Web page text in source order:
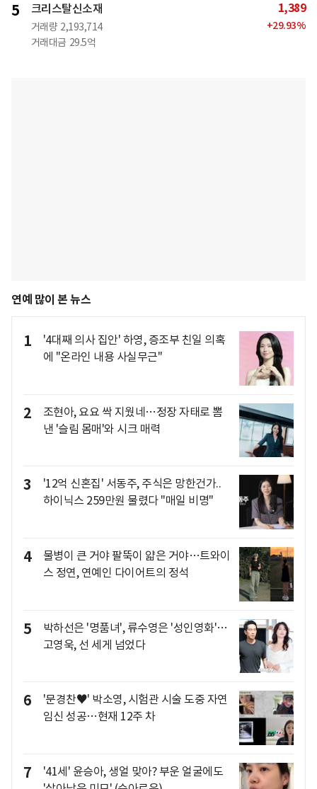
5 크리스탈신소재
거래량 2,193,714
거래대금 29.5억
1,389
+29.93%
연예 많이 본 뉴스
1
'4대째 의사 집안' 하영, 증조부 친일 의혹
에 "온라인 내용 사실무근"
2
조현아, 요요 싹 지웠네…정장 자태로 뽐
낸 '슬림 몸매'와 시크 매력
3
'12억 신혼집' 서동주, 주식은 망한건가..
하이닉스 259만원 물렸다 "매일 비명"
4
물병이 큰 거야 팔뚝이 얇은 거야…트와이
스 정연, 연예인 다이어트의 정석
5
박하선은 '명품녀', 류수영은 '성인영화'…
고영욱, 선 세게 넘었다
6
'문경찬♥' 박소영, 시험관 시술 도중 자연
임신 성공…현재 12주 차
7
'41세' 윤승아, 생얼 맞아? 부운 얼굴에도